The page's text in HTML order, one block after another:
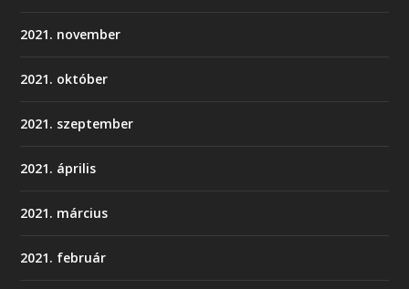
2021. november
2021. október
2021. szeptember
2021. április
2021. március
2021. február